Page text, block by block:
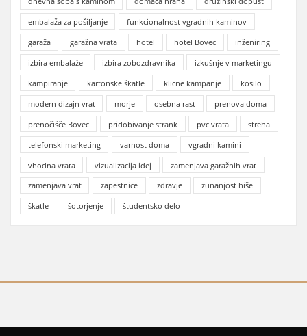
embalaža za pošiljanje
funkcionalnost vgradnih kaminov
garaža
garažna vrata hotel hotel Bovec
inženiring
izbira embalaže
izbira zobozdravnika
izkušnje v marketingu
kampiranje
kartonske škatle klicne kampanje
kosilo
modern dizajn vrat
morje osebna rast
prenova doma
prenočišče Bovec
pridobivanje strank pvc vrata
streha
telefonski marketing
varnost doma
vgradni kamini
vhodna vrata
vizualizacija idej
zamenjava garažnih vrat
zamenjava vrat
zapestnice zdravje
zunanjost hiše
škatle
šotorjenje študentsko delo